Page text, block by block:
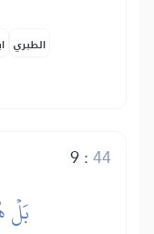
الطبري
9:44
بَلۡ